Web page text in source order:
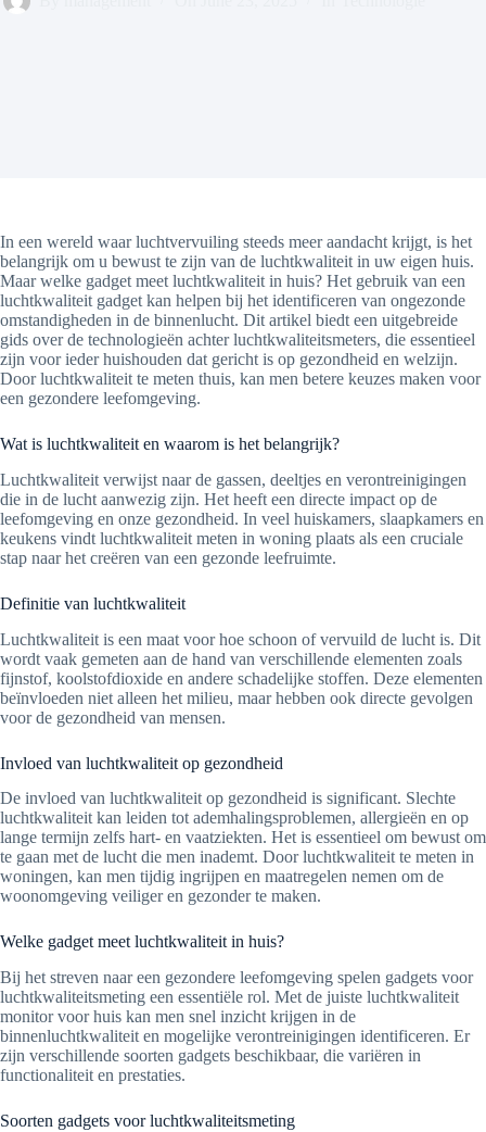
In een wereld waar luchtvervuiling steeds meer aandacht krijgt, is het
belangrijk om u bewust te zijn van de luchtkwaliteit in uw eigen huis.
Maar welke gadget meet luchtkwaliteit in huis? Het gebruik van een
luchtkwaliteit gadget kan helpen bij het identificeren van ongezonde
omstandigheden in de binnenlucht. Dit artikel biedt een uitgebreide
gids over de technologieën achter luchtkwaliteitsmeters, die essentieel
zijn voor ieder huishouden dat gericht is op gezondheid en welzijn.
Door luchtkwaliteit te meten thuis, kan men betere keuzes maken voor
een gezondere leefomgeving.
Wat is luchtkwaliteit en waarom is het belangrijk?
Luchtkwaliteit verwijst naar de gassen, deeltjes en verontreinigingen
die in de lucht aanwezig zijn. Het heeft een directe impact op de
leefomgeving en onze gezondheid. In veel huiskamers, slaapkamers en
keukens vindt luchtkwaliteit meten in woning plaats als een cruciale
stap naar het creëren van een gezonde leefruimte.
Definitie van luchtkwaliteit
Luchtkwaliteit is een maat voor hoe schoon of vervuild de lucht is. Dit
wordt vaak gemeten aan de hand van verschillende elementen zoals
fijnstof, koolstofdioxide en andere schadelijke stoffen. Deze elementen
beïnvloeden niet alleen het milieu, maar hebben ook directe gevolgen
voor de gezondheid van mensen.
Invloed van luchtkwaliteit op gezondheid
De invloed van luchtkwaliteit op gezondheid is significant. Slechte
luchtkwaliteit kan leiden tot ademhalingsproblemen, allergieën en op
lange termijn zelfs hart- en vaatziekten. Het is essentieel om bewust om
te gaan met de lucht die men inademt. Door luchtkwaliteit te meten in
woningen, kan men tijdig ingrijpen en maatregelen nemen om de
woonomgeving veiliger en gezonder te maken.
Welke gadget meet luchtkwaliteit in huis?
Bij het streven naar een gezondere leefomgeving spelen gadgets voor
luchtkwaliteitsmeting een essentiële rol. Met de juiste luchtkwaliteit
monitor voor huis kan men snel inzicht krijgen in de
binnenluchtkwaliteit en mogelijke verontreinigingen identificeren. Er
zijn verschillende soorten gadgets beschikbaar, die variëren in
functionaliteit en prestaties.
Soorten gadgets voor luchtkwaliteitsmeting